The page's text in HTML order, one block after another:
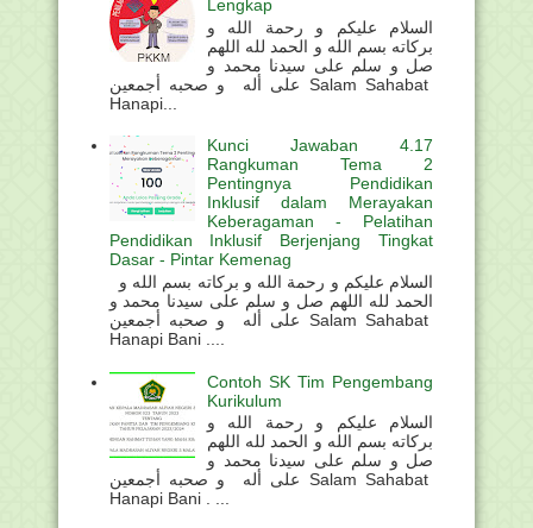
Lengkap
السلام عليكم و رحمة الله و
بركاته بسم الله و الحمد لله اللهم
صل و سلم على سيدنا محمد و
على أله و صحبه أجمعين Salam Sahabat
Hanapi...
Kunci Jawaban 4.17
Rangkuman Tema 2
Pentingnya Pendidikan
Inklusif dalam Merayakan
Keberagaman - Pelatihan
Pendidikan Inklusif Berjenjang Tingkat
Dasar - Pintar Kemenag
الحمد لله اللهم صل و سلم على سيدنا محمد و
على أله و صحبه أجمعين Salam Sahabat
Hanapi Bani ....
Contoh SK Tim Pengembang
Kurikulum
السلام عليكم و رحمة الله و
بركاته بسم الله و الحمد لله اللهم
صل و سلم على سيدنا محمد و
على أله و صحبه أجمعين Salam Sahabat
Hanapi Bani . ...